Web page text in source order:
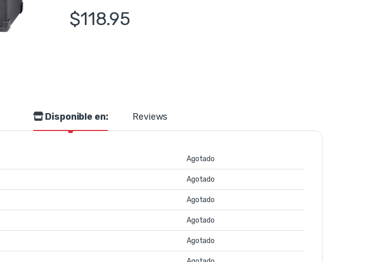
$118.95
Disponible en: Reviews
Agotado
Agotado
Agotado
Agotado
Agotado